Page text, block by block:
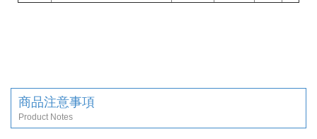
商品注意事項
Product Notes